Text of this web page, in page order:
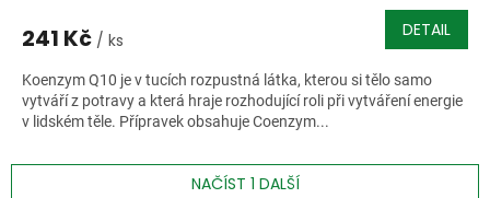
241 Kč / ks DETAIL
Koenzym Q10 je v tucích rozpustná látka, kterou si tělo samo
vytváří z potravy a která hraje rozhodující roli při vytváření energie
v lidském těle. Přípravek obsahuje Coenzym...
NAČÍST 1 DALŠÍ